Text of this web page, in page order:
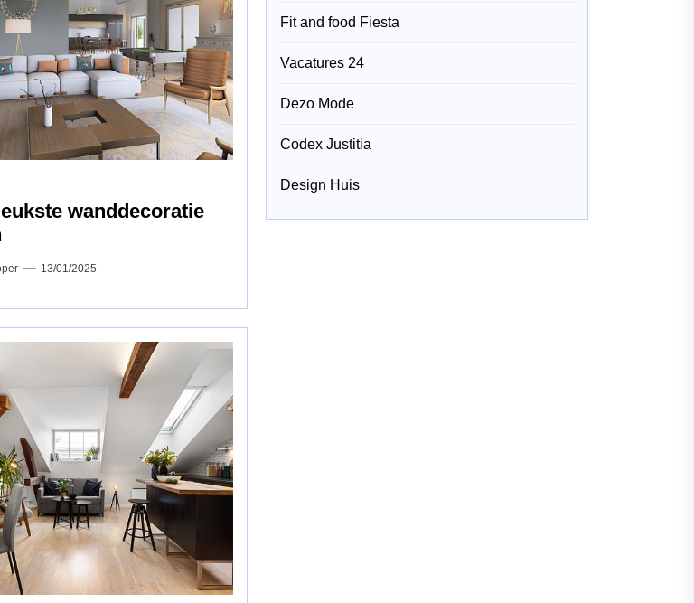
wanddecoratie
13/01/2025
Fit and food Fiesta
Vacatures 24
Dezo Mode
Codex Justitia
Design Huis